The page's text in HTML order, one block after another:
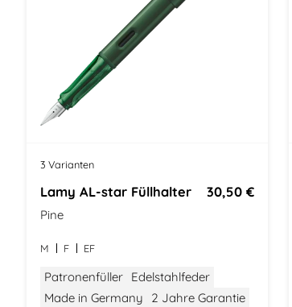
3 Varianten
Lamy AL-star Füllhalter 30,50 €
Pine
M F EF
Patronenfüller Edelstahlfeder
Made in Germany
2 Jahre Garantie